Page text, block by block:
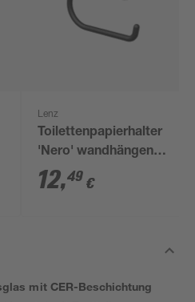
Lenz
Toilettenpapierhalter
'Nero' wandhängend
schwarz
12,49 €
mit CER-Beschichtung